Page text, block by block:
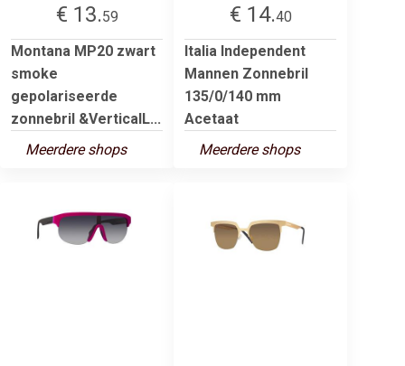
€ 13.59
Montana MP20 zwart
smoke
gepolariseerde
zonnebril &VerticalL...
Meerdere shops
€ 14.40
Italia Independent
Mannen Zonnebril
135/0/140 mm
Acetaat
Meerdere shops